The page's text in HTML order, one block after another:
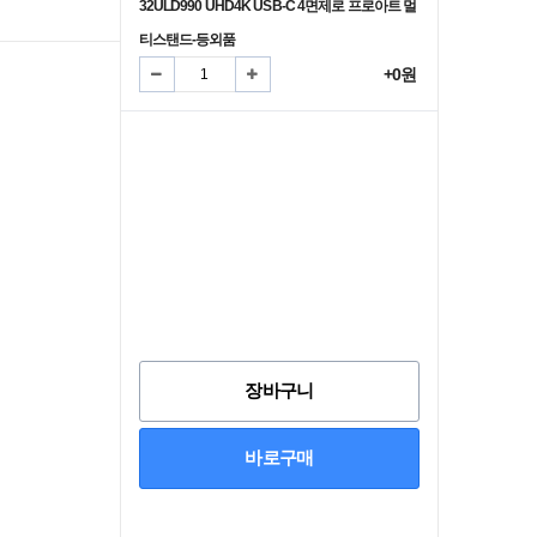
32ULD990 UHD4K USB-C 4면제로 프로아트 멀
티스탠드-등외품
+0원
장바구니
바로구매